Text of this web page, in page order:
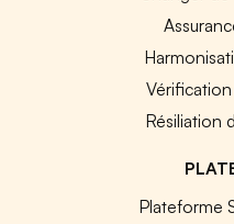
Résiliation
Plateforme